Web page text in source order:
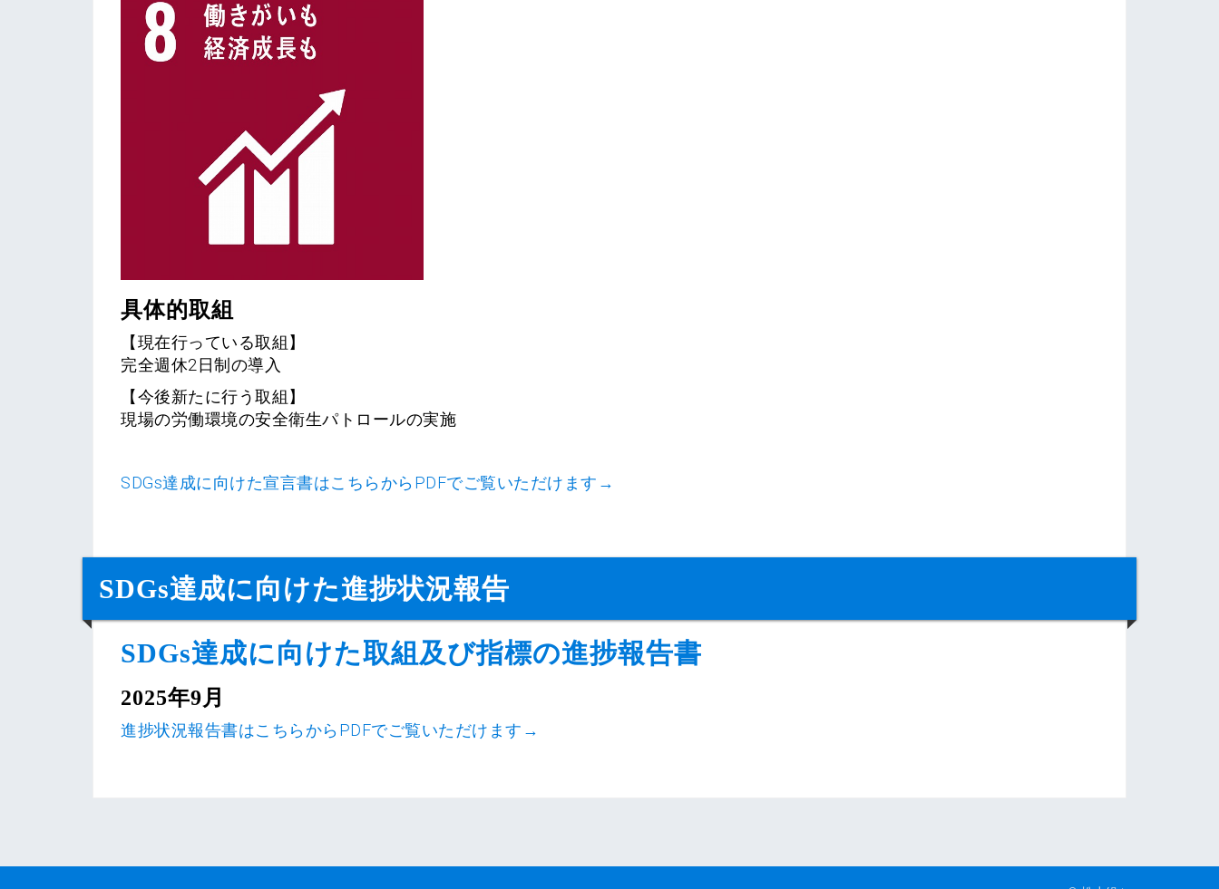
具体的取組
【現在行っている取組】
完全週休2日制の導入
【今後新たに行う取組】
現場の労働環境の安全衛生パトロールの実施
SDGs達成に向けた宣言書はこちらからPDFでご覧いただけます→
SDGs達成に向けた進捗状況報告
SDGs達成に向けた取組及び指標の進捗報告書
2025年9月
進捗状況報告書はこちらからPDFでご覧いただけます→